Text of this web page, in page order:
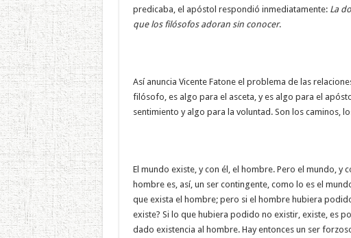
predicaba, el apóstol respondió inmediatamente: La
que los filósofos adoran sin conocer.
Así anuncia Vicente Fatone el problema de las
filósofo, es algo para el asceta, y es algo para el
sentimiento y algo para la voluntad. Son los caminos,
El mundo existe, y con él, el hombre. Pero el mundo, y
hombre es, así, un ser contingente, como lo es el
que exista el hombre; pero si el hombre hubiera
existe? Si lo que hubiera podido no existir, existe, es
dado existencia al hombre. Hay entonces un ser